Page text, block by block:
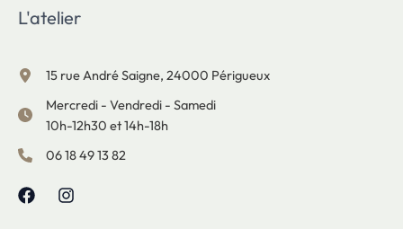
L'atelier
15 rue André Saigne, 24000 Périgueux
Mercredi - Vendredi - Samedi
10h-12h30 et 14h-18h
06 18 49 13 82